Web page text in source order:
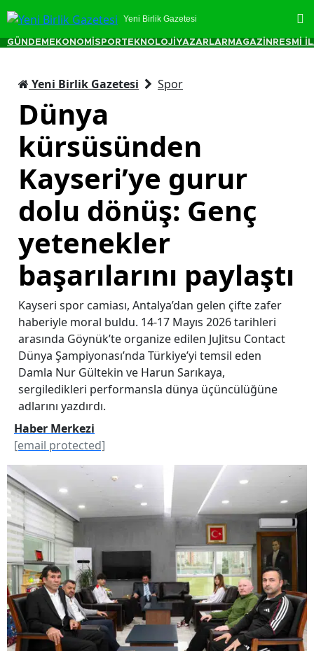
Yeni Birlik Gazetesi
GÜNDEM EKONOMİ SPORTEKNOLOJİ YAZARLAR MAGAZİN RESMİ
Yeni Birlik Gazetesi Spor
Dünya
kürsüsünden
Kayseri’ye gurur
dolu dönüş: Genç
yetenekler
başarılarını paylaştı
Kayseri spor camiası, Antalya’dan gelen çifte zafer
haberiyle moral buldu. 14-17 Mayıs 2026 tarihleri
arasında Göynük’te organize edilen JuJitsu Contact
Dünya Şampiyonası’nda Türkiye’yi temsil eden
Damla Nur Gültekin ve Harun Sarıkaya,
sergiledikleri performansla dünya üçüncülüğüne
adlarını yazdırdı.
Haber Merkezi
[email protected]